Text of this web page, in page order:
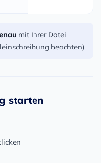
mit Ihrer Datei
beachten).
starten